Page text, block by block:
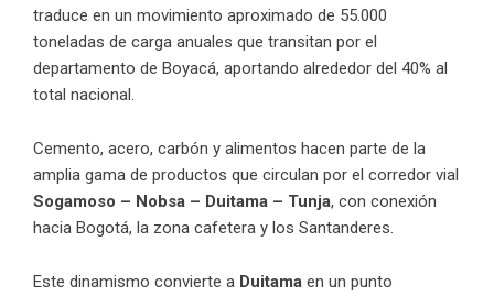
traduce en un movimiento aproximado de 55.000
toneladas de carga anuales que transitan por el
departamento de Boyacá, aportando alrededor del 40% al
total nacional.
Cemento, acero, carbón y alimentos hacen parte de la
amplia gama de productos que circulan por el corredor vial
Sogamoso – Nobsa – Duitama – Tunja, con conexión
hacia Bogotá, la zona cafetera y los Santanderes.
Este dinamismo convierte a Duitama en un punto